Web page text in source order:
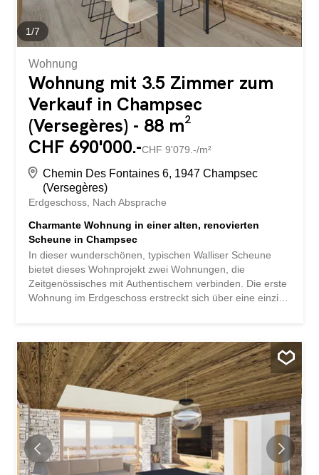
1/7
Wohnung
Wohnung mit 3.5 Zimmer zum
Verkauf in Champsec
(Versegères) - 88 m²
CHF 690'000.-CHF 9'079.-/m²
Chemin Des Fontaines 6, 1947 Champsec
(Versegères)
Erdgeschoss Nach Absprache
Charmante Wohnung in einer alten, renovierten
Scheune in Champsec
In dieser wunderschönen, typischen Walliser Scheune
bietet dieses Wohnprojekt zwei Wohnungen, die
Zeitgenössisches mit Authentischem verbinden. Die erste
Wohnung im Erdgeschoss erstreckt sich über eine einzige
mit Einbauschränken Badezimmer mit Duschkabine Eine
offene Küche mit Essbereich Wohnzimmer Sie profitiert
von dzwei Privatterrassen, nach Norden und Süden
ausgerichtet, die jeweils vom Wohnbereich aus
zugänglich sind. Ueine große Rasenfläche und ein
privater Abstellraum im Technikraum vervollständigen
diese Immobilie.